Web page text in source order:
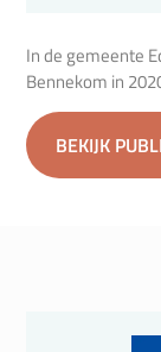
In de gemeente
Bennekom in
BEKIJK